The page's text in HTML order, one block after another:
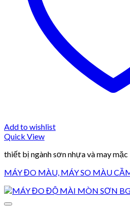
Add to wishlist
Quick View
thiết bị ngành sơn nhựa và may mặc
MÁY ĐO MÀU, MÁY SO MÀU